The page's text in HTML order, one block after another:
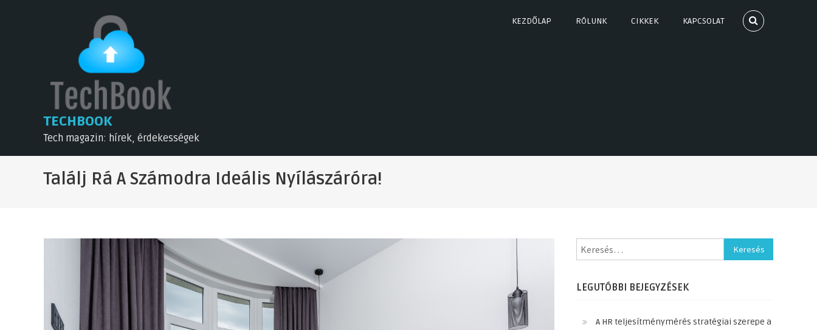
TECHBOOK
Tech magazin: hírek, érdekességek
KEZDŐLAP RÓLUNK CIKKEK KAPCSOLAT
Találj Rá A Számodra Ideális Nyílászáróra!
Keresés:
LEGUTÓBBI BEJEGYZÉSEK
A HR teljesítménymérés stratégiai szerepe a